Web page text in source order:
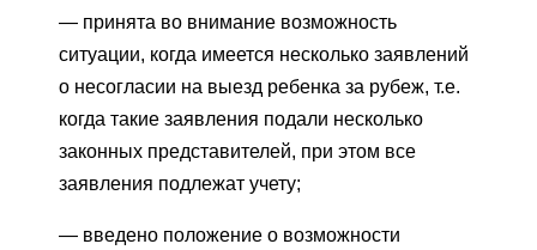
— принята во внимание возможность
ситуации, когда имеется несколько заявлений
о несогласии на выезд ребенка за рубеж, т.е.
когда такие заявления подали несколько
законных представителей, при этом все
заявления подлежат учету;
— введено положение о возможности